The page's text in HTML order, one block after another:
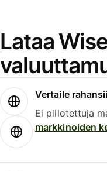
Lataa
Vertaile
Ei piilotettuja
markkinoiden